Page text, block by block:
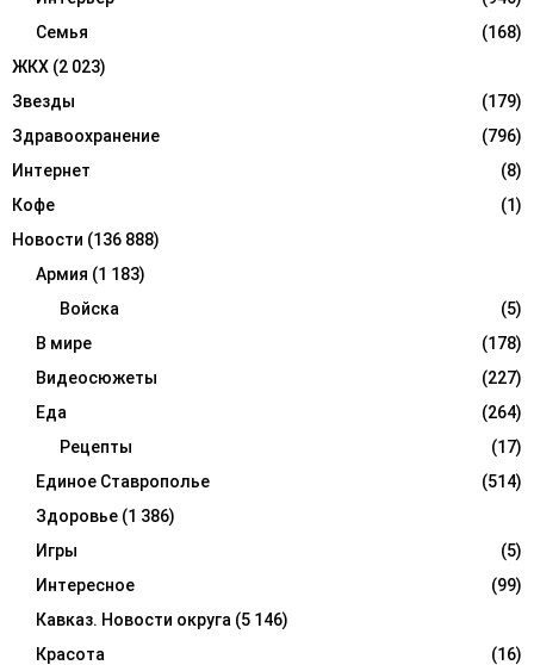
Семья
(168)
ЖКХ (2 023)
Звезды
(179)
Здравоохранение
(796)
Интернет
(8)
Кофе
(1)
Новости (136 888)
Армия (1 183)
Войска
(5)
В мире
(178)
Видеосюжеты
(227)
Еда
(264)
Рецепты
(17)
Единое Ставрополье
(514)
Здоровье (1 386)
Игры
(5)
Интересное
(99)
Кавказ. Новости округа (5 146)
Красота
(16)